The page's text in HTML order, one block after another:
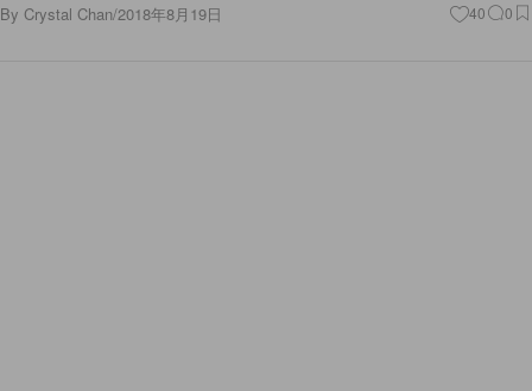
By Crystal Chan/2018年8月19日 40 0